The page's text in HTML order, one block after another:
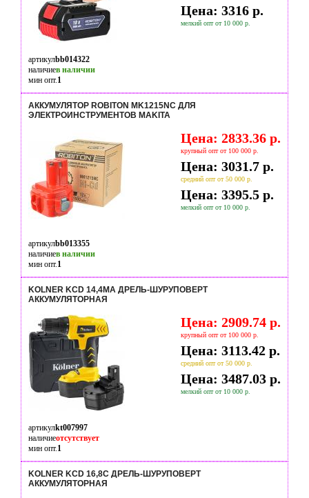
Цена: 3316 р.
мелкий опт от 10 000 р.
артикулbb014322
наличиев наличии
мин опт.1
АККУМУЛЯТОР ROBITON MK1215NC ДЛЯ
ЭЛЕКТРОИНСТРУМЕНТОВ MAKITA
Цена: 2833.36 р.
крупный опт от 100 000 р.
Цена: 3031.7 р.
средний опт от 50 000 р.
Цена: 3395.5 р.
мелкий опт от 10 000 р.
артикулbb013355
наличиев наличии
мин опт.1
KOLNER KCD 14,4МА ДРЕЛЬ-ШУРУПОВЕРТ
АККУМУЛЯТОРНАЯ
Цена: 2909.74 р.
крупный опт от 100 000 р.
Цена: 3113.42 р.
средний опт от 50 000 р.
Цена: 3487.03 р.
мелкий опт от 10 000 р.
артикулkt007997
наличиеотсутствует
мин опт.1
KOLNER KCD 16,8С ДРЕЛЬ-ШУРУПОВЕРТ
АККУМУЛЯТОРНАЯ